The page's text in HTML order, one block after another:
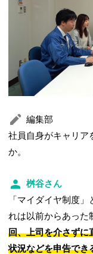
編集部
社員自身がキャリア
か。
桝谷さん
「マイダイヤ制度
れは以前からあった
回、上司を介さずに
状況などを申告でき